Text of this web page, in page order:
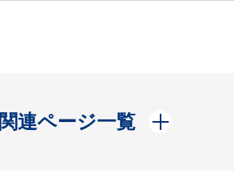
関連ページ一覧
開く